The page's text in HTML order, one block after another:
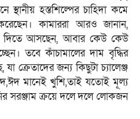
স্থানীয় হস্তশিল্পের চাহিদা কমে
কামাররা আরও জানান,
দিতে আসছেন, আবার কেউ কেউ
তবে কাঁচামালের দাম বৃদ্ধির
ক্রেতাদের জন্য কিছুটা চ্যালেঞ্জ
মানেই খুশি,তাই যতোই মূল্য
সরঞ্জাম ক্রয়ে দলে দলে লোকজন